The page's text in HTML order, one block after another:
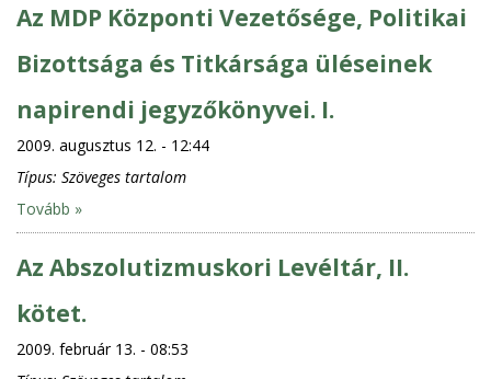
Az MDP Központi Vezetősége, Politikai
Bizottsága és Titkársága üléseinek
napirendi jegyzőkönyvei. I.
2009. augusztus 12. - 12:44
Típus: Szöveges tartalom
Tovább »
Az Abszolutizmuskori Levéltár, II.
kötet.
2009. február 13. - 08:53